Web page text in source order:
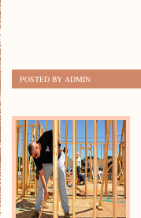
POSTED BY ADMIN